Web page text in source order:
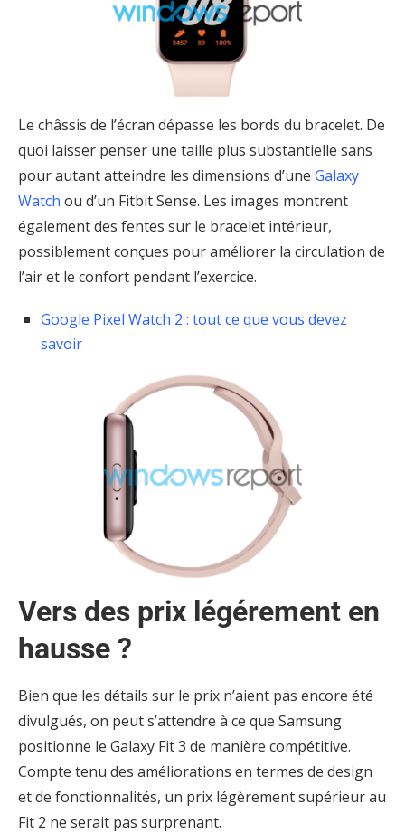
Le châssis de l’écran dépasse les bords du bracelet. De
quoi laisser penser une taille plus substantielle sans
pour autant atteindre les dimensions d’une Galaxy
Watch ou d’un Fitbit Sense. Les images montrent
également des fentes sur le bracelet intérieur,
possiblement conçues pour améliorer la circulation de
l’air et le confort pendant l’exercice.
Google Pixel Watch 2 : tout ce que vous devez
savoir
Vers des prix légérement en
hausse ?
Bien que les détails sur le prix n’aient pas encore été
divulgués, on peut s’attendre à ce que Samsung
positionne le Galaxy Fit 3 de manière compétitive.
Compte tenu des améliorations en termes de design
et de fonctionnalités, un prix légèrement supérieur au
Fit 2 ne serait pas surprenant.